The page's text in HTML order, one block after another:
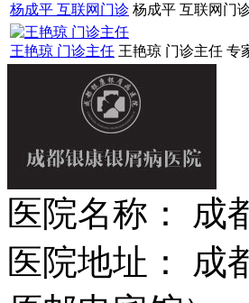
杨成平 互联网门诊 杨成平 互联网门
王艳琼 门诊主任 王艳琼 门诊主任 专
医院名称： 成
医院地址： 成